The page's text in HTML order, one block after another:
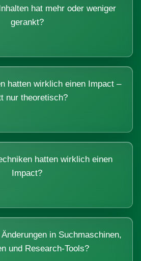
hat mehr oder weniger
gerankt?
hatten wirklich einen Impact –
nur theoretisch?
hatten wirklich einen
Impact?
in Suchmaschinen,
und Research-Tools?